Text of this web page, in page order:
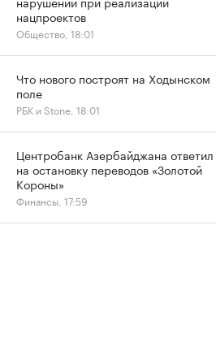
нацпроектов
Общество, 18:01
Что нового построят на Ходынском
поле
РБК и Stone, 18:01
Центробанк Азербайджана ответил
на остановку переводов «Золотой
Короны»
Финансы, 17:59